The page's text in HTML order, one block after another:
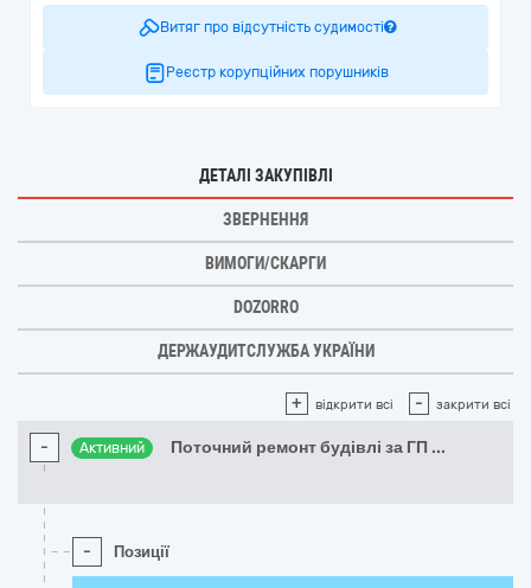
Витяг про відсутність судимості
Реєстр корупційних порушників
ДЕТАЛІ ЗАКУПІВЛІ
ЗВЕРНЕННЯ
ВИМОГИ/СКАРГИ
DOZORRO
ДЕРЖАУДИТСЛУЖБА УКРАЇНИ
+ відкрити всі - закрити всі
- Активний Поточний ремонт будівлі за ГП ...
- Позиції